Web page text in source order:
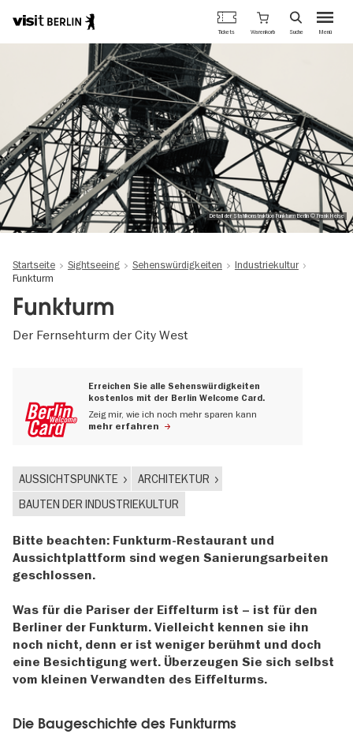
Berlins
offizielles
Tourismusportal
Menü
Tickets Warenkorb Suche
Detail der Stahlkonstruktion Funkturm Berlin © Frank Heise
Startseite Sightseeing Sehenswürdigkeiten
Industriekultur
Funkturm
Funkturm
Der Fernsehturm der City West
Erreichen Sie alle Sehenswürdigkeiten
kostenlos mit der Berlin Welcome Card.
Zeig mir, wie ich noch mehr sparen kann
mehr erfahren
AUSSICHTSPUNKTE
ARCHITEKTUR
BAUTEN DER INDUSTRIEKULTUR
Bitte beachten: Funkturm-Restaurant und
Aussichtplattform sind wegen Sanierungsarbeiten
geschlossen.
Was für die Pariser der Eiffelturm ist – ist für den
Berliner der Funkturm. Vielleicht kennen sie ihn
noch nicht, denn er ist weniger berühmt und doch
eine Besichtigung wert. Überzeugen Sie sich selbst
vom kleinen Verwandten des Eiffelturms.
Die Baugeschichte des Funkturms